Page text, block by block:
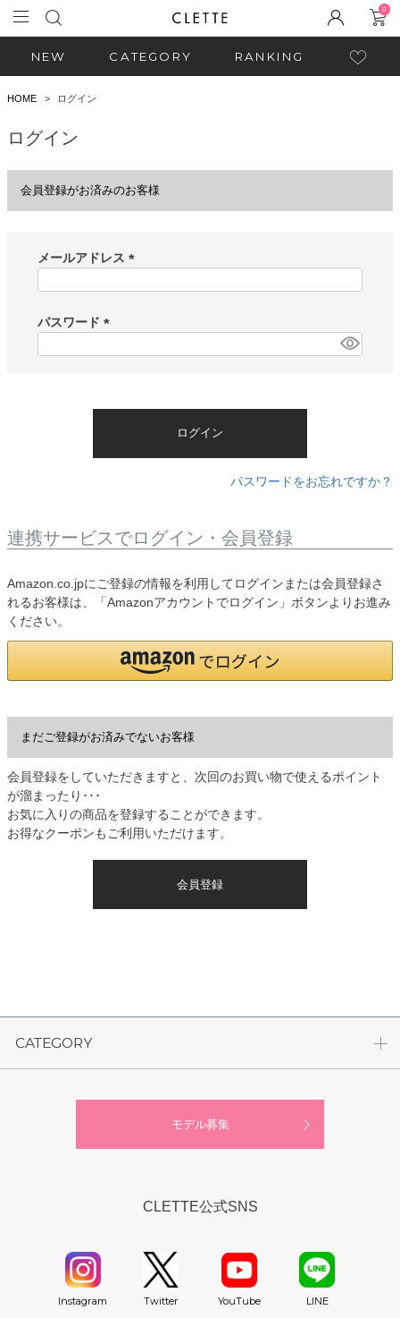
0
NEW CATEGORY RANKING
HOME ログイン
ログイン
会員登録がお済みのお客様
メールアドレス
)
パスワード
ログイン
パスワードをお忘れですか？
連携サービスでログイン・会員登録
Amazon.co.jpにご登録の情報を利用してログインまたは会員登録さ
れるお客様は、「Amazonアカウントでログイン」ボタンよりお進み
ください。
まだご登録がお済みでないお客様
会員登録をしていただきますと、次回のお買い物で使えるポイント
が溜まったり･･･
お気に入りの商品を登録することができます。
お得なクーポンもご利用いただけます。
会員登録
CATEGORY
モデル募集
CLETTE公式SNS
Instagram Twitter YouTube LINE